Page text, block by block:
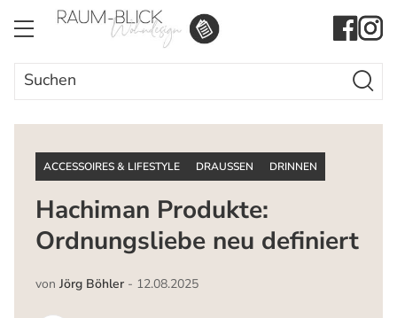
Search
for:
Search
ACCESSOIRES & LIFESTYLE DRAUSSEN DRINNEN
Hachiman Produkte:
Ordnungsliebe neu definiert
von Jörg Böhler - 12.08.2025